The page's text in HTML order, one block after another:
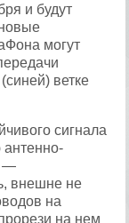
и будут
могут
ветке
сигнала
антенно-
—
внешне не
на
на нем